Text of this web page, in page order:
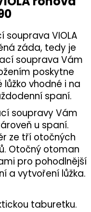
VIOLA
záda, tedy je
souprava Vám
poskytne
vhodné i na
spaní.
soupravy Vám
u spaní.
ze tří otočných
Otočný otoman
pro pohodlnější
a vytvoření lůžka.
taburetku.